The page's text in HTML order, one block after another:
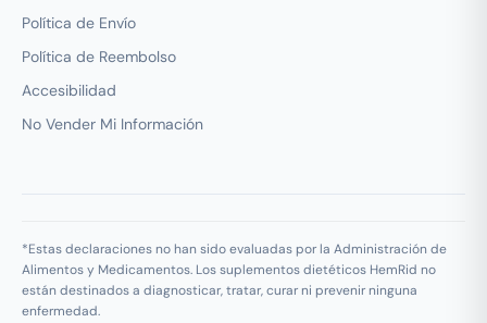
Política de Envío
Política de Reembolso
Accesibilidad
No Vender Mi Información
*Estas declaraciones no han sido evaluadas por la Administración de
Alimentos y Medicamentos. Los suplementos dietéticos HemRid no
están destinados a diagnosticar, tratar, curar ni prevenir ninguna
enfermedad.